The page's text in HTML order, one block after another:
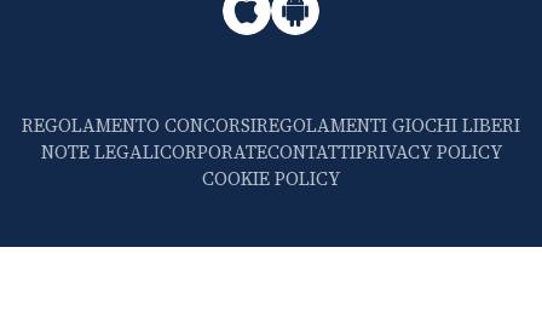
REGOLAMENTO CONCORSIREGOLAMENTI GIOCHI LIBERI
NOTE LEGALICORPORATECONTATTIPRIVACY POLICY
COOKIE POLICY